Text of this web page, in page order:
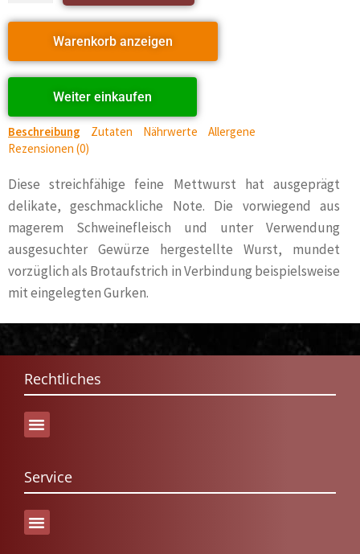
Warenkorb anzeigen
Weiter einkaufen
Beschreibung Zutaten Nährwerte
Allergene
Rezensionen (0)
Diese streichfähige feine Mettwurst hat ausgeprägt
delikate, geschmackliche Note. Die vorwiegend aus
magerem Schweinefleisch und unter Verwendung
ausgesuchter Gewürze hergestellte Wurst, mundet
vorzüglich als Brotaufstrich in Verbindung beispielsweise
mit eingelegten Gurken.
Rechtliches
Service